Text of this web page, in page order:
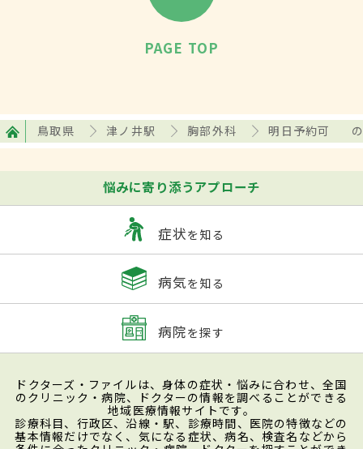
PAGE TOP
鳥取県 津ノ井駅 胸部外科 明日予約可
悩みに寄り添うアプローチ
症状を知る
病気を知る
病院を探す
ドクターズ・ファイルは、身体の症状・悩みに合わせ、全国
のクリニック・病院、ドクターの情報を調べることができる
地域医療情報サイトです。
診療科目、行政区、沿線・駅、診療時間、医院の特徴などの
基本情報だけでなく、気になる症状、病名、検査名などから